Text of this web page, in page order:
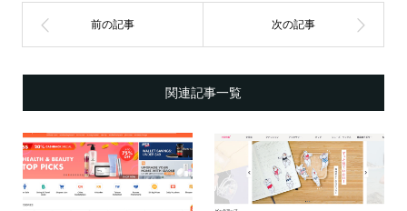
関連記事一覧